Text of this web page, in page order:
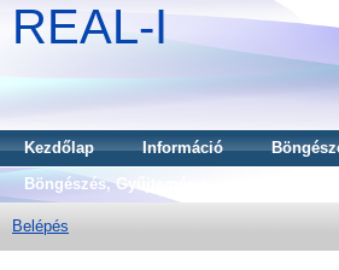
REAL-I
Kezdőlap Információ
Böngészés, Gyűjtemény
Belépés